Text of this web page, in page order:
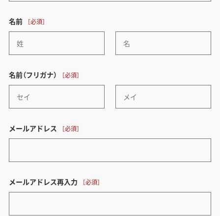
名前
名前（フリガナ）
メールアドレス
メールアドレス再入力